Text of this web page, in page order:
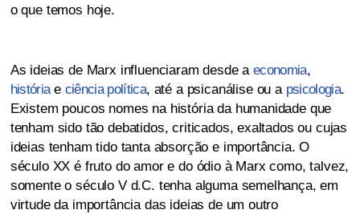
o que temos hoje.
As ideias de Marx influenciaram desde a economia,
históriae ciência política, até a psicanálise ou a psicologia.
Existem poucos nomes na história da humanidade que
tenham sido tão debatidos, criticados, exaltados ou cujas
ideias tenham tido tanta absorção e importância. O
século XX é fruto do amor e do ódio à Marx como, talvez,
somente o século V d.C. tenha alguma semelhança, em
virtude da importância das ideias de um outro